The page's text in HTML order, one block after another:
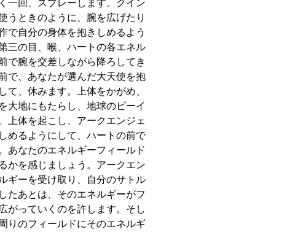
一回、スプレーします。クイン
うときのように、腕を広げたり
で自分の身体を抱きしめるよう
三の目、喉、ハートの各エネル
で腕を交差しながら降ろしてき
で、あなたが選んだ大天使を抱
て、休みます。上体をかがめ、
大地にもたらし、地球のビーイ
上体を起こし、アークエンジェ
めるようにして、ハートの前で
あなたのエネルギーフィールド
かを感じましょう。アークエン
ギーを受け取り、自分のサトル
たあとは、そのエネルギーがフ
がっていくのを許します。そし
りのフィールドにそのエネルギ